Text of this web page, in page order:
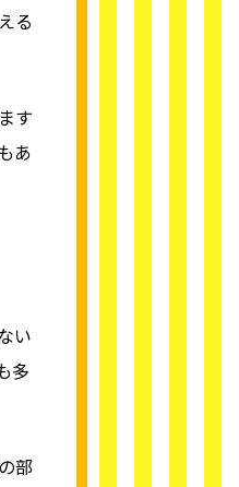
る
す
あ
い
多
部